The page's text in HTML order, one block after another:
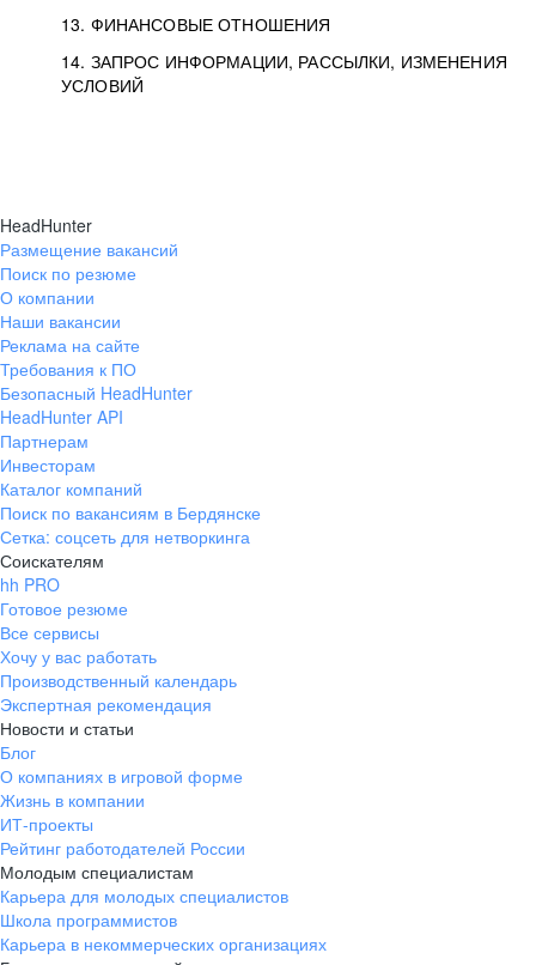
13. ФИНАНСОВЫЕ ОТНОШЕНИЯ
14. ЗАПРОС ИНФОРМАЦИИ, РАССЫЛКИ, ИЗМЕНЕНИЯ
УСЛОВИЙ
HeadHunter
Размещение вакансий
Поиск по резюме
О компании
Наши вакансии
Реклама на сайте
Требования к ПО
Безопасный HeadHunter
HeadHunter API
Партнерам
Инвесторам
Каталог компаний
Поиск по вакансиям в Бердянске
Сетка: соцсеть для нетворкинга
Соискателям
hh PRO
Готовое резюме
Все сервисы
Хочу у вас работать
Производственный календарь
Экспертная рекомендация
Новости и статьи
Блог
О компаниях в игровой форме
Жизнь в компании
ИТ-проекты
Рейтинг работодателей России
Молодым специалистам
Карьера для молодых специалистов
Школа программистов
Карьера в некоммерческих организациях